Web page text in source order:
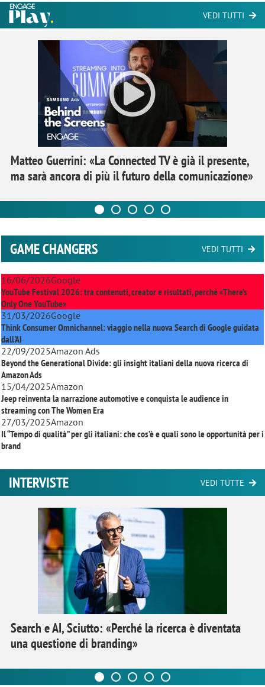
VEDI TUTTI
Matteo Guerrini: «La Connected TV è già il presente,
ma sarà ancora di più il futuro della comunicazione»
GAME CHANGERS VEDI TUTTI
16/06/2026Google
YouTube Festival 2026: tra contenuti, creator e risultati, perché «There’s
Only One YouTube»
31/03/2026Google
Think Consumer Omnichannel: viaggio nella nuova Search di Google guidata
dall'AI
22/09/2025Amazon Ads
Beyond the Generational Divide: gli insight italiani della nuova ricerca di
Amazon Ads
15/04/2025Amazon
Jeep reinventa la narrazione automotive e conquista le audience in
streaming conThe Women Era
27/03/2025Amazon
Il “Tempo di qualità” per gli italiani: che cos’è e quali sono le opportunità per i
brand
INTERVISTE VEDI TUTTE
Search e AI, Sciutto: «Perché la ricerca è diventata
una questione di branding»